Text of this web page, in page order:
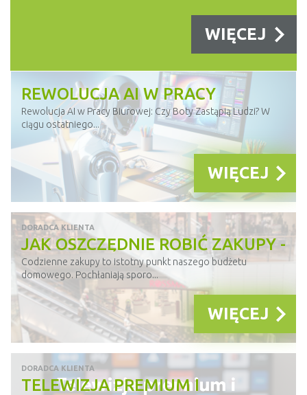
WIĘCEJ
WIĘCEJ
REWOLUCJA AI W PRACY
BIUROWEJ. CZY BOTY ZASTĄPIĄ
LUDZI?
Rewolucja AI w Pracy Biurowej: Czy Boty Zastąpią Ludzi? W
ciągu ostatniego...
WIĘCEJ
DORADCA KLIENTA
JAK OSZCZĘDNIE ROBIĆ ZAKUPY -
LISTA WSKAZÓWEK
Codzienne zakupy to istotny punkt naszego budżetu
domowego. Pochłaniają sporo...
WIĘCEJ
DORADCA KLIENTA
TELEWIZJA PREMIUM I